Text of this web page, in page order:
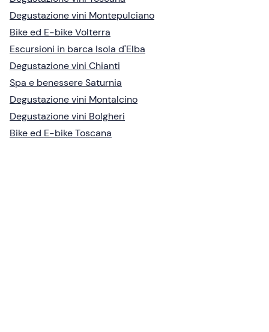
Degustazione vini Montepulciano
Bike ed E-bike Volterra
Escursioni in barca Isola d'Elba
Degustazione vini Chianti
Spa e benessere Saturnia
Degustazione vini Montalcino
Degustazione vini Bolgheri
Bike ed E-bike Toscana